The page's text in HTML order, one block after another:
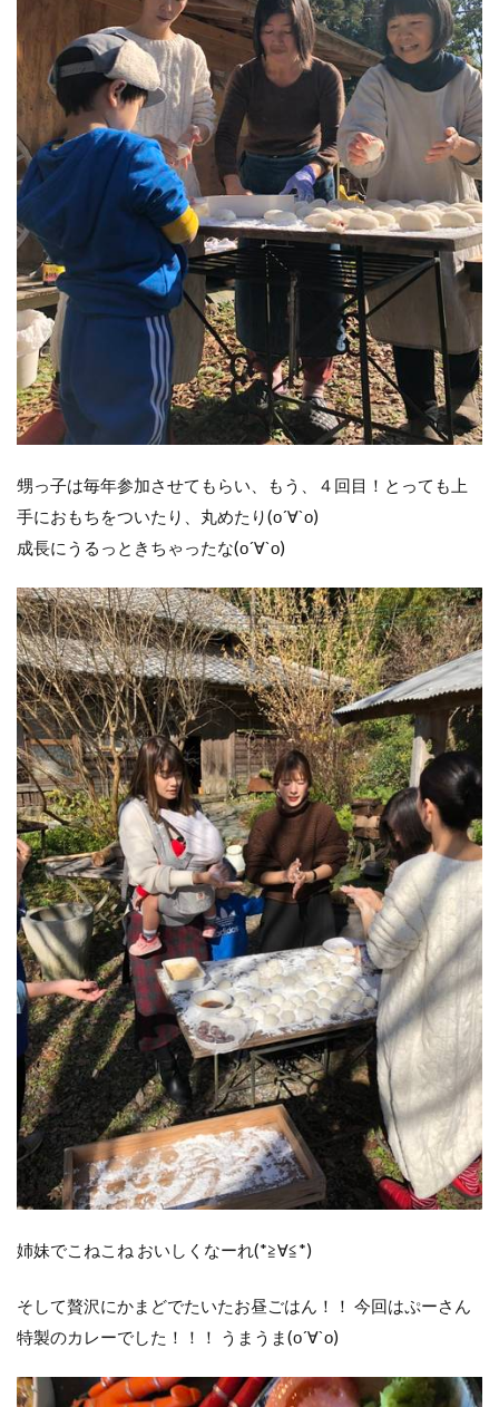
甥っ子は毎年参加させてもらい、もう、４回目！とっても上
手におもちをついたり、丸めたり(о´∀`о)
成長にうるっときちゃったな(о´∀`о)
姉妹でこねこね おいしくなーれ(*≧∀≦*)
そして贅沢にかまどでたいたお昼ごはん！！ 今回はぷーさん
特製のカレーでした！！！ うまうま(о´∀`о)